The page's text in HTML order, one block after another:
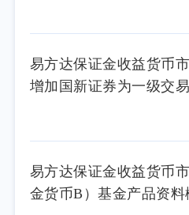
易方达保证金收益货币
增加国新证券为一级交
易方达保证金收益货币
金货币B）基金产品资料